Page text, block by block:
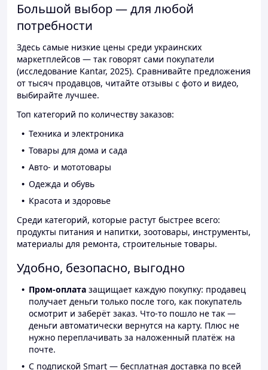
Большой выбор — для любой
потребности
Здесь самые низкие цены среди украинских
маркетплейсов — так говорят сами покупатели
(исследование Kantar, 2025). Сравнивайте предложения
от тысяч продавцов, читайте отзывы с фото и видео,
выбирайте лучшее.
Топ категорий по количеству заказов:
Техника и электроника
Товары для дома и сада
Авто- и мототовары
Одежда и обувь
Красота и здоровье
Среди категорий, которые растут быстрее всего:
продукты питания и напитки, зоотовары, инструменты,
материалы для ремонта, строительные товары.
Удобно, безопасно, выгодно
Пром-оплата защищает каждую покупку: продавец
получает деньги только после того, как покупатель
осмотрит и заберёт заказ. Что-то пошло не так —
деньги автоматически вернутся на карту. Плюс не
нужно переплачивать за наложенный платёж на
почте.
С подпиской Smart — бесплатная доставка по всей